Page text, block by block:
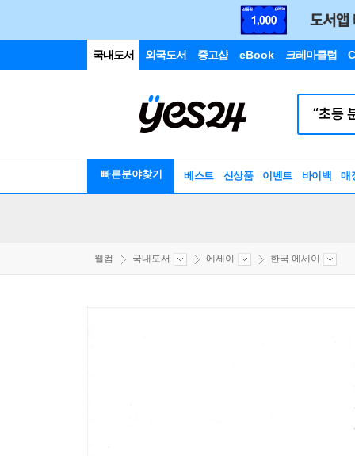
국내도서 외국도서 중고샵 eBook 크레마클럽
빠른분야찾기 베스트 신상품 이벤트 바이백 매
웰컴 국내도서 에세이 한국 에세이